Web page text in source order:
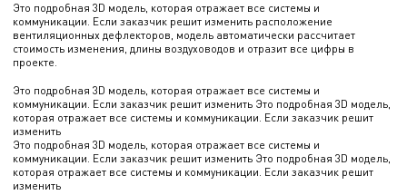
Это подробная 3D модель, которая отражает все системы и
коммуникации. Если заказчик решит изменить расположение
вентиляционных дефлекторов, модель автоматически рассчитает
стоимость изменения, длины воздуховодов и отразит все цифры в
проекте.
Это подробная 3D модель, которая отражает все системы и
коммуникации. Если заказчик решит изменить Это подробная 3D модель,
которая отражает все системы и коммуникации. Если заказчик решит
изменить
Это подробная 3D модель, которая отражает все системы и
коммуникации. Если заказчик решит изменить Это подробная 3D модель,
которая отражает все системы и коммуникации. Если заказчик решит
изменить